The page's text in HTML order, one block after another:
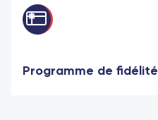
Programme de fidélité